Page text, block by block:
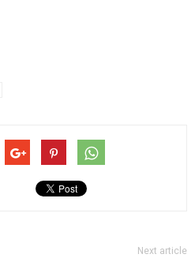
Next article